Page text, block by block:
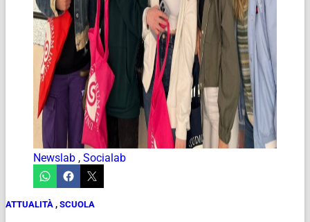
Newslab , Socialab
ATTUALITÀ , SCUOLA